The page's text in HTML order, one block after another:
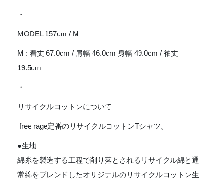
・
MODEL 157cm / M
M : 着丈 67.0cm / 肩幅 46.0cm 身幅 49.0cm / 袖丈
19.5cm
・
リサイクルコットンについて
free rage定番のリサイクルコットンTシャツ。
●生地
綿糸を製造する工程で削り落とされるリサイクル綿と通
常綿をブレンドしたオリジナルのリサイクルコットン生